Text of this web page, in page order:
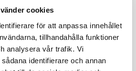
cookies
för att anpassa innehållet
tillhandahålla funktioner
analysera vår trafik. Vi
identifierare och annan
Elko